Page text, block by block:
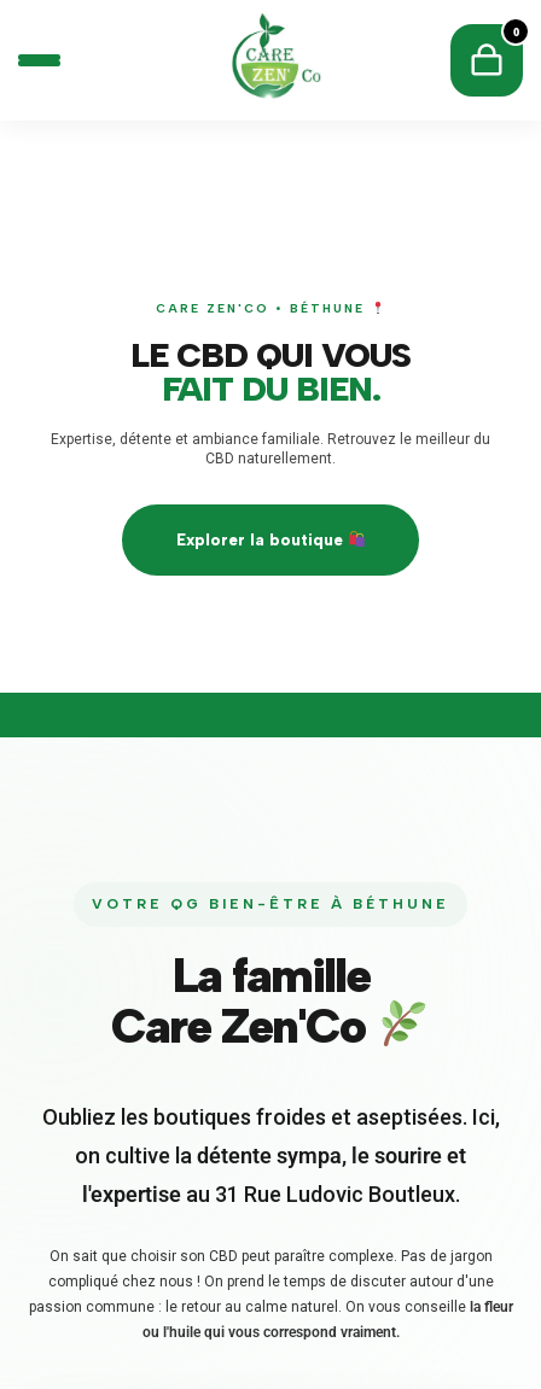
0
CARE ZEN'CO • BÉTHUNE
LE CBD QUI VOUS
FAIT DU BIEN.
Expertise, détente et ambiance familiale. Retrouvez le meilleur du
CBD naturellement.
Explorer la boutique
VOTRE QG BIEN-ÊTRE À BÉTHUNE
La famille
Care Zen'Co
Oubliez les boutiques froides et aseptisées. Ici,
on cultive la détente sympa, le sourire et
l'expertiseau 31 Rue Ludovic Boutleux.
On sait que choisir son CBD peut paraître complexe. Pas de jargon
compliqué chez nous ! On prend le temps de discuter autour d'une
passion commune : le retour au calme naturel. On vous conseille la fleur
ou l'huile qui vous correspond vraiment.